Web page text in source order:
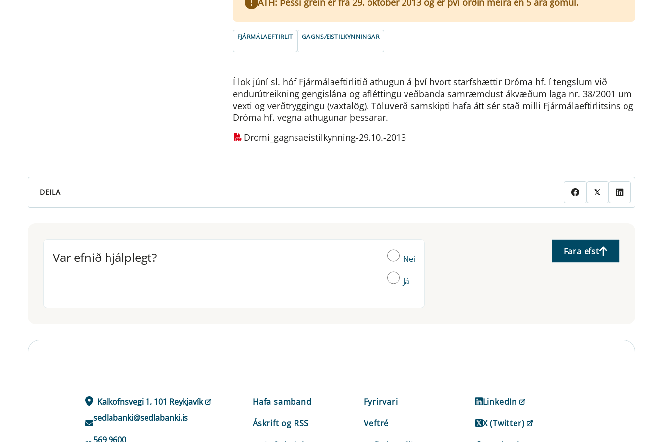
ATH: Þessi grein er frá 29. október 2013 og er því orðin meira en 5 ára gömul.
FJÁRMÁLAEFTIRLIT GAGNSÆISTILKYNNINGAR
Í lok júní sl. hóf Fjármálaeftirlitið athugun á því hvort starfshættir Dróma hf. í tengslum við
endurútreikning gengislána og afléttingu veðbanda samræmdust ákvæðum laga nr. 38/2001 um
vexti og verðtryggingu (vaxtalög). Töluverð samskipti hafa átt sér stað milli Fjármálaeftirlitsins og
Dróma hf. vegna athugunar þessarar.
Dromi_gagnsaeistilkynning-29.10.-2013
DEILA
Var efnið hjálplegt?
Var efnið hjálplegt? Nei
Já
Fara efst
Kalkofnsvegi 1, 101 Reykjavík
sedlabanki@sedlabanki.is
569 9600
Hafa samband
Áskrift og RSS
Fyrirvari
Veftré
LinkedIn
X (Twitter)